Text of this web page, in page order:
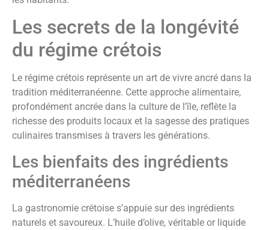
Les secrets de la longévité
du régime crétois
Le régime crétois représente un art de vivre ancré dans la
tradition méditerranéenne. Cette approche alimentaire,
profondément ancrée dans la culture de l’île, reflète la
richesse des produits locaux et la sagesse des pratiques
culinaires transmises à travers les générations.
Les bienfaits des ingrédients
méditerranéens
La gastronomie crétoise s’appuie sur des ingrédients
naturels et savoureux. L’huile d’olive, véritable or liquide